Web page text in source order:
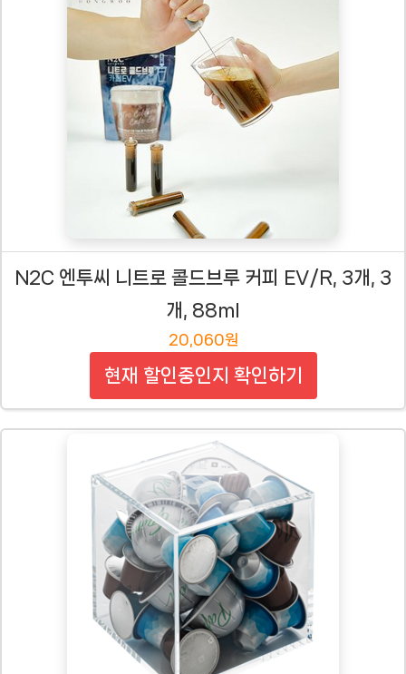
N2C 엔투씨 니트로 콜드브루 커피 EV/R, 3개, 3
개, 88ml
20,060원
현재 할인중인지 확인하기